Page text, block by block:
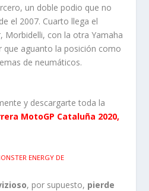
un doble podio que no
el 2007. Cuarto llega el
Morbidelli, con la otra Yamaha
que aguanto la posición como
de neumáticos.
y descargarte toda la
MotoGP Cataluña 2020,
ENERGY DE
, por supuesto, pierde